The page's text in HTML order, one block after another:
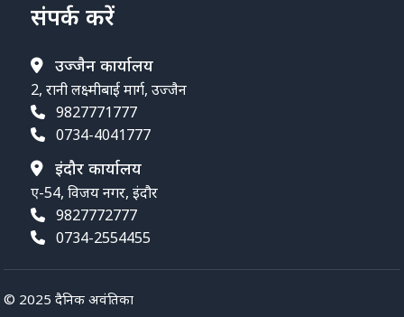
संपर्क करें
उज्जैन कार्यालय
2, रानी लक्ष्मीबाई मार्ग, उज्जैन
9827771777
0734-4041777
इंदौर कार्यालय
ए-54, विजय नगर, इंदौर
9827772777
0734-2554455
© 2025 दैनिक अवंतिका